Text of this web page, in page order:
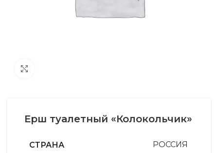
Ерш туалетный «Колокольчик»
СТРАНА РОССИЯ